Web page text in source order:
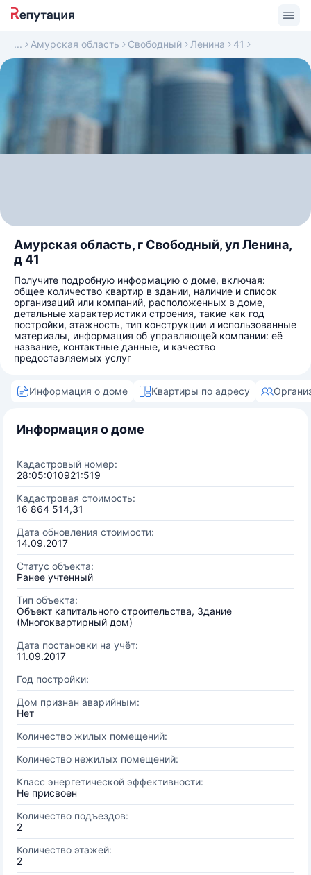
Амурская область Свободный Ленина 41
Амурская область, г Свободный, ул Ленина,
д 41
Получите подробную информацию о доме, включая:
общее количество квартир в здании, наличие и список
организаций или компаний, расположенных в доме,
детальные характеристики строения, такие как год
постройки, этажность, тип конструкции и использованные
материалы, информация об управляющей компании: её
название, контактные данные, и качество
предоставляемых услуг
Информация о доме Квартиры по адресу
Информация о доме
Кадастровый номер:
28:05:010921:519
Кадастровая стоимость:
16 864 514,31
Дата обновления стоимости:
14.09.2017
Статус объекта:
Ранее учтенный
Тип объекта:
Объект капитального строительства, Здание
(Многоквартирный дом)
Дата постановки на учёт:
11.09.2017
Год постройки:
Дом признан аварийным:
Нет
Количество жилых помещений:
Количество нежилых помещений:
Класс энергетической эффективности:
Не присвоен
Количество подъездов:
2
Количество этажей:
2